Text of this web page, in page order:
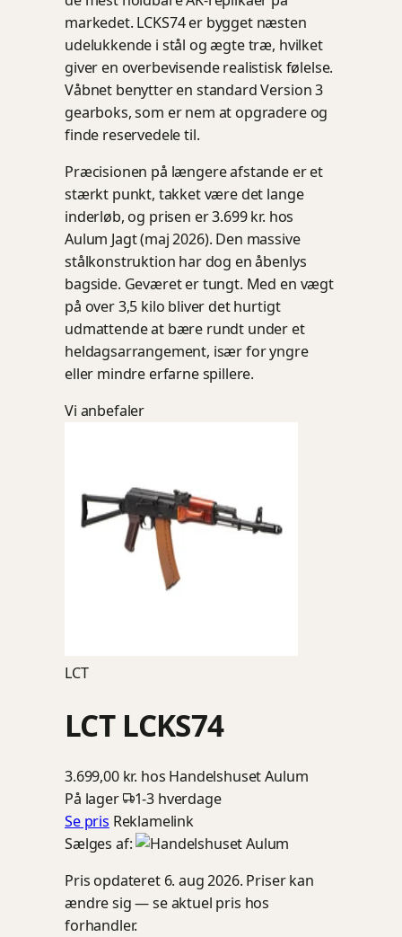
markedet. LCKS74 er bygget næsten
udelukkende i stål og ægte træ, hvilket
giver en overbevisende realistisk følelse.
Våbnet benytter en standard Version 3
gearboks, som er nem at opgradere og
finde reservedele til.
Præcisionen på længere afstande er et
stærkt punkt, takket være det lange
inderløb, og prisen er 3.699 kr. hos
Aulum Jagt (maj 2026). Den massive
stålkonstruktion har dog en åbenlys
bagside. Geværet er tungt. Med en vægt
på over 3,5 kilo bliver det hurtigt
udmattende at bære rundt under et
heldagsarrangement, især for yngre
eller mindre erfarne spillere.
Vi anbefaler
LCT
LCT LCKS74
3.699,00 kr. hos Handelshuset Aulum
På lager
1-3 hverdage
Se pris Reklamelink
Sælges af:
Pris opdateret 6. aug 2026. Priser kan
ændre sig — se aktuel pris hos
forhandler.